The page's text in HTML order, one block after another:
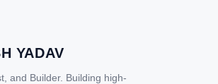
YADAV
and Builder. Building high-